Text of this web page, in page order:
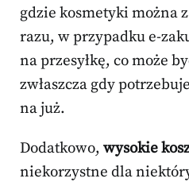
gdzie kosmetyki można
razu, w przypadku e-
na przesyłkę, co może
zwłaszcza gdy
na już.
Dodatkowo, wysokie
niekorzystne dla